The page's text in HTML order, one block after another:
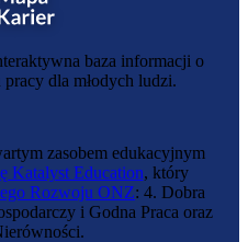
baza informacji o
dla młodych ludzi.
zasobem edukacyjnym
Katalyst Education, który
Rozwoju ONZ: 4. Dobra
i Godna Praca oraz